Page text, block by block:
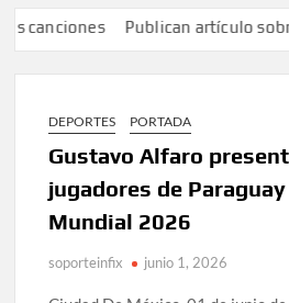
Publican artículo sobre
DEPORTES PORTADA
Gustavo Alfaro
jugadores de
Mundial 2026
soporteinfix junio 1, 2026